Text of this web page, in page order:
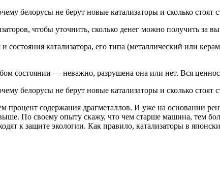
чтобы уточнить, сколько денег можно получить за
катализатора, его типа (металлический или
состоянии — неважно, разрушена она или нет. Вся
содержания драгметаллов. И уже на основании
выше. По своему опыту скажу, что чем старше машина,
к защите экологии. Как правило, катализаторы в